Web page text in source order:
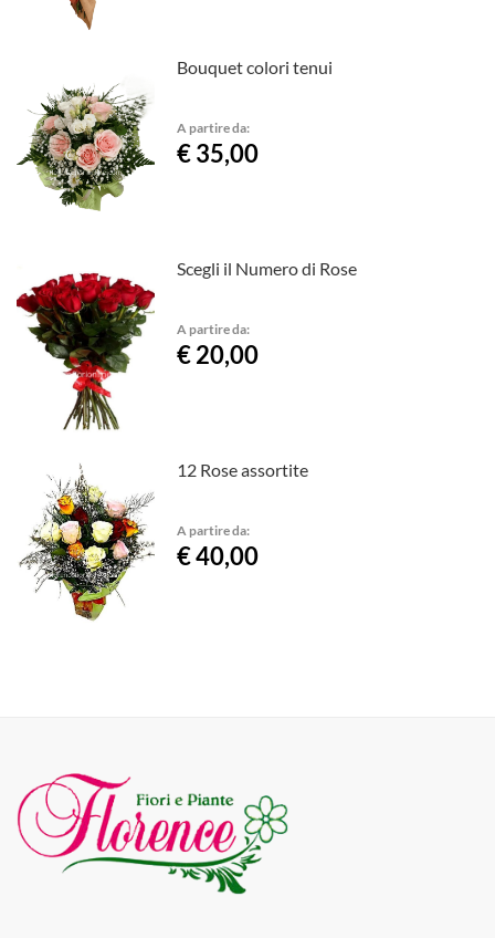
Bouquet colori tenui
A partire da:
€ 35,00
Scegli il Numero di Rose
A partire da:
€ 20,00
12 Rose assortite
A partire da:
€ 40,00